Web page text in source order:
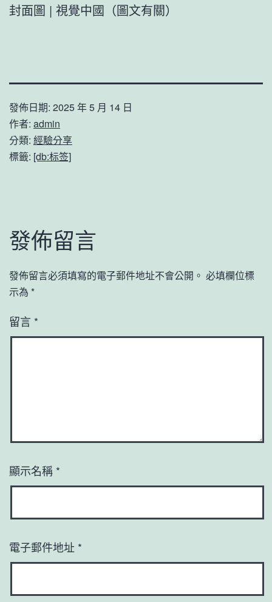
封面圖 | 視覺中國（圖文有關）
發佈日期: 2025 年 5 月 14 日
作者: admin
分類: 經驗分享
標籤: [db:标签]
發佈留言
發佈留言必須填寫的電子郵件地址不會公開。 必填欄位標
示為 *
留言 *
顯示名稱 *
電子郵件地址 *